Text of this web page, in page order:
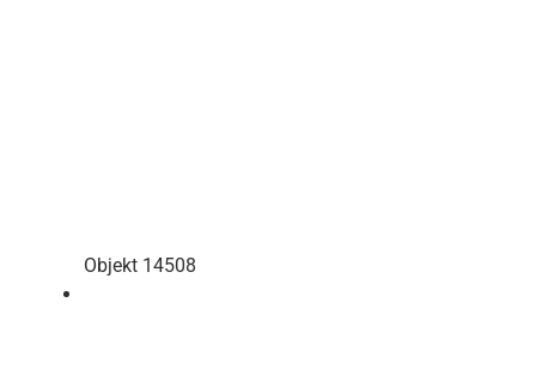
Objekt 14508